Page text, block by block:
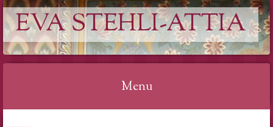
EVA STEHLI-ATTIA
Menu